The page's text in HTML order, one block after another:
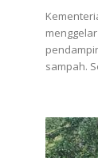
sampah.